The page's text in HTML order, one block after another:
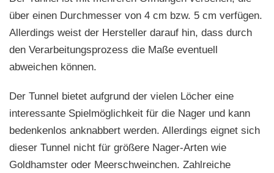
über einen Durchmesser von 4 cm bzw. 5 cm verfügen.
Allerdings weist der Hersteller darauf hin, dass durch
den Verarbeitungsprozess die Maße eventuell
abweichen können.
Der Tunnel bietet aufgrund der vielen Löcher eine
interessante Spielmöglichkeit für die Nager und kann
bedenkenlos anknabbert werden. Allerdings eignet sich
dieser Tunnel nicht für größere Nager-Arten wie
Goldhamster oder Meerschweinchen. Zahlreiche